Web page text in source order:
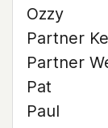
Ozzy
Partner
Partner
Pat
Paul